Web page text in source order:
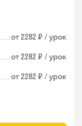
от 2282 ₽ / урок
от 2282 ₽ / урок
от 2282 ₽ / урок